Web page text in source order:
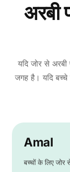
यदि जोर से
जगह है। यदि बच्चे
Amal
बच्चों के लिए जोर